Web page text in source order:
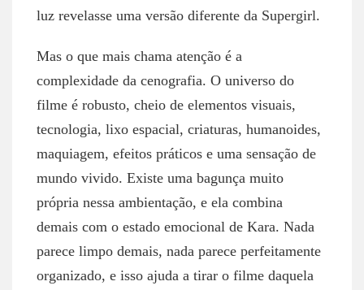
luz revelasse uma versão diferente da Supergirl.
Mas o que mais chama atenção é a
complexidade da cenografia. O universo do
filme é robusto, cheio de elementos visuais,
tecnologia, lixo espacial, criaturas, humanoides,
maquiagem, efeitos práticos e uma sensação de
mundo vivido. Existe uma bagunça muito
própria nessa ambientação, e ela combina
demais com o estado emocional de Kara. Nada
parece limpo demais, nada parece perfeitamente
organizado, e isso ajuda a tirar o filme daquela